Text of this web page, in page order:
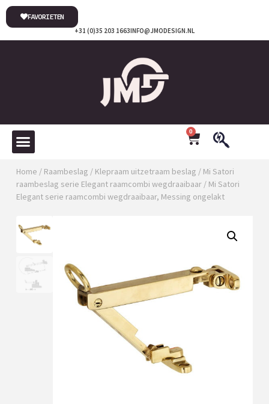
INFO@JMODESIGN.NL
+31 (0)35 203 1663
FAVORIETEN
0
Home / Raambeslag / Klepraam uitzetraam beslag / Mi Satori
raambeslag serie Elegant raamcombi wegdraaibaar/ Mi Satori
Elegant serie raamcombi wegdraaibaar, Messing ongelakt